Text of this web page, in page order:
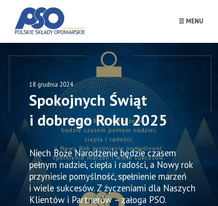
☰ MENU
18 grudnia 2024
Spokojnych Świąt
i dobrego Roku 2025
Niech Boże Narodzenie będzie czasem
pełnym nadziei, ciepła i radości, a Nowy rok
przyniesie pomyślność, spełnienie marzeń
i wiele sukcesów. Z życzeniami dla Naszych
Klientów i Partnerów – załoga PSO.